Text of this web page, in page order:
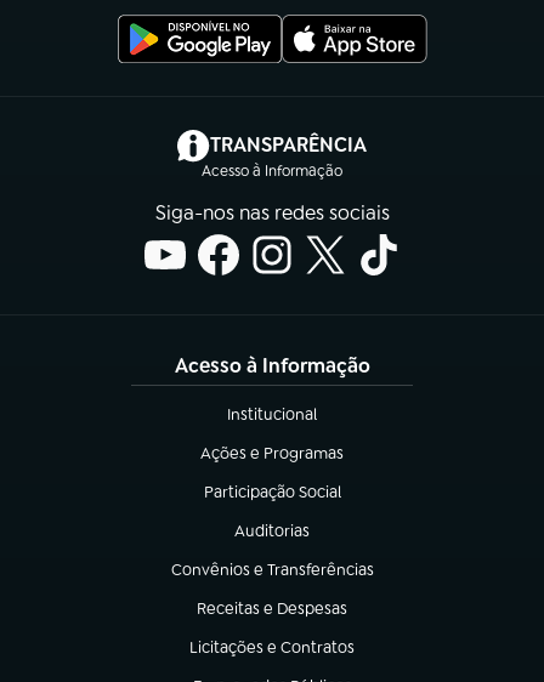
TRANSPARÊNCIA
Acesso à Informação
(abre em nova aba)
Siga-nos nas redes sociais
Acesso à Informação
Institucional
(abre em nova aba)
Ações e Programas
(abre em nova aba)
Participação Social
(abre em nova aba)
Auditorias
(abre em nova aba)
Convênios e Transferências
(abre em nova aba)
Receitas e Despesas
(abre em nova aba)
Licitações e Contratos
(abre em nova aba)